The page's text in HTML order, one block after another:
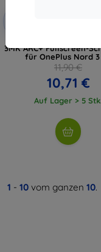
3MK ARC+ Fullscreen-
für OnePlus Nord 3
11,90 €
10,71 €
Auf Lager > 5
1 - 10 vom ganzen 10.